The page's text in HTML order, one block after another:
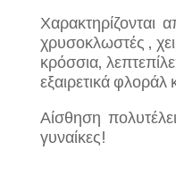
Χαρακτηρίζονται
χρυσοκλωστές ,
κρόσσια,
εξαιρετικά φλοράλ
Αίσθηση
γυναίκες!